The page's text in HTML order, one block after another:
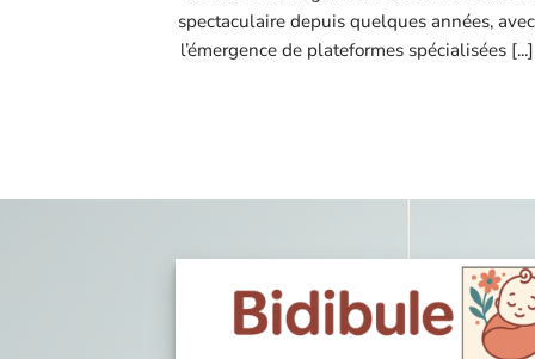
spectaculaire depuis quelques années, avec
l’émergence de plateformes spécialisées [...]